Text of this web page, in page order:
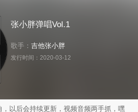
张小胖弹唱Vol.1
歌手： 吉他张小胖
发行时间： 2020-03-12
以后会持续更新，视频音频两手抓，嘿